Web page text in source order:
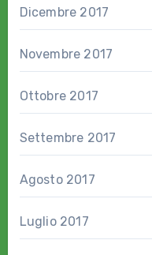
Dicembre 2017
Novembre 2017
Ottobre 2017
Settembre 2017
Agosto 2017
Luglio 2017